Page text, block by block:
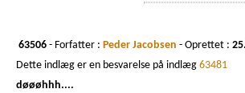
63506 - Forfatter : Peder Jacobsen - Oprettet :
Dette indlæg er en besvarelse på indlæg 63481
døøøhhh....